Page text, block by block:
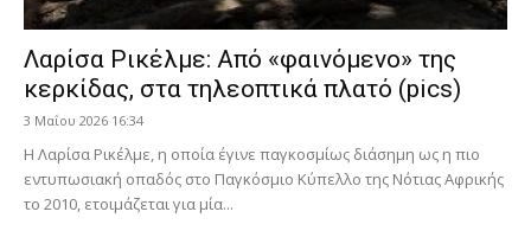
Λαρίσα Ρικέλμε: Από «φαινόμενο» της
κερκίδας, στα τηλεοπτικά πλατό (pics)
3 Μαΐου 2026 16:34
Η Λαρίσα Ρικέλμε, η οποία έγινε παγκοσμίως διάσημη ως η πιο
εντυπωσιακή οπαδός στο Παγκόσμιο Κύπελλο της Νότιας Αφρικής
το 2010, ετοιμάζεται για μία...